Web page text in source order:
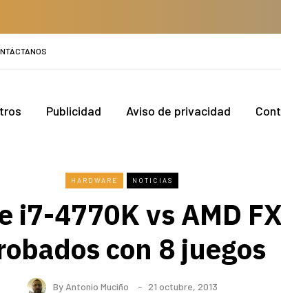
Publicidad Aviso de privacidad
HARDWARE NOTICIAS
i7-4770K vs AMD
con 8 juegos
By Antonio Muciño 21 octubre, 2013